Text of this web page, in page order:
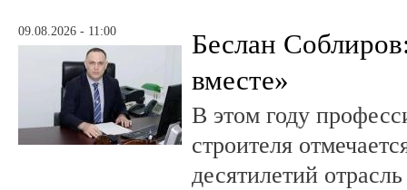
09.08.2026 - 11:00
Беслан
вместе»
В этом году
строителя
десятилетий